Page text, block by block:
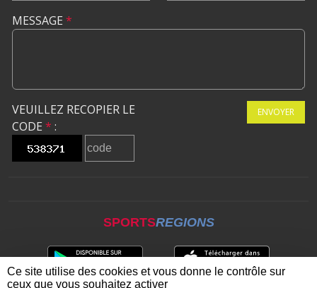
MESSAGE *
VEUILLEZ RECOPIER LE
CODE * :
ENVOYER
SPORTSREGIONS
Ce site utilise des cookies et vous donne le contrôle sur
ceux que vous souhaitez activer